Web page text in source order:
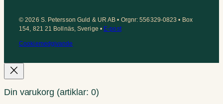
© 2026 S. Petersson Guld & UR AB • Orgnr: 556329-0823 • Box
154, 821 21 Bollnäs, Sverige • E-post
Cookiemedgivande
Din varukorg (artiklar: 0)